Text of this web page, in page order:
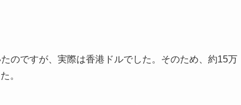
のですが、実際は香港ドルでした。そのため、約15万
。